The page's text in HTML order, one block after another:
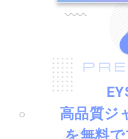
高品質ジ
を無料